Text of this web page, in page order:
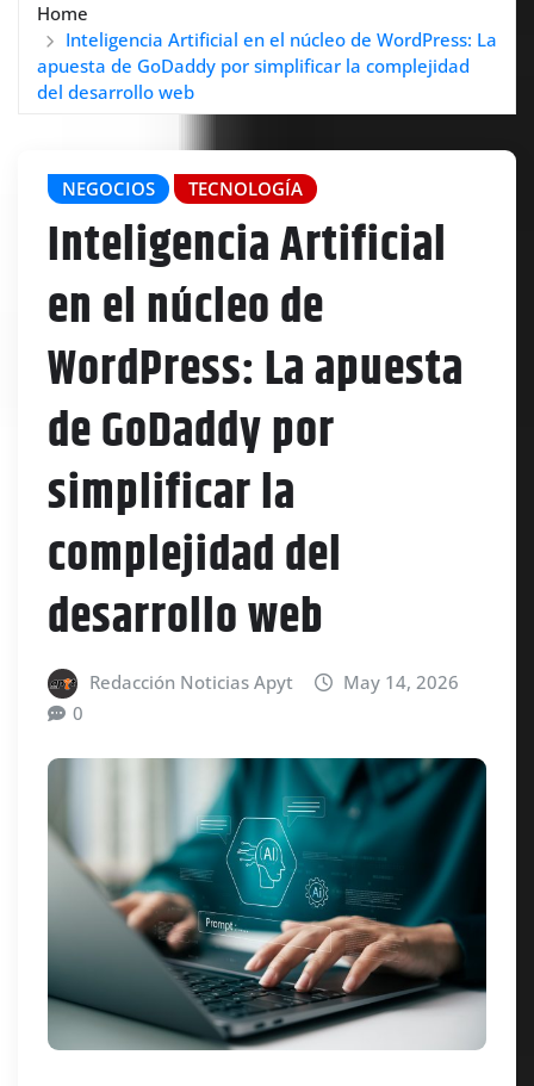
Home
Inteligencia Artificial en el núcleo de WordPress: La
apuesta de GoDaddy por simplificar la complejidad
del desarrollo web
NEGOCIOS TECNOLOGÍA
Inteligencia Artificial
en el núcleo de
WordPress: La apuesta
de GoDaddy por
simplificar la
complejidad del
desarrollo web
Redacción Noticias Apyt
May 14, 2026
0